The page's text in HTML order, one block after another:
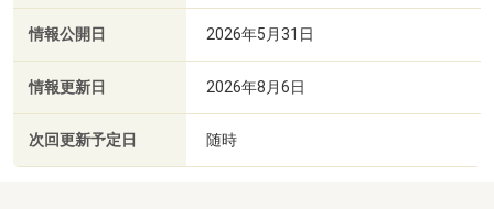
情報公開日 2026年5月31日
情報更新日 2026年8月6日
次回更新予定日 随時